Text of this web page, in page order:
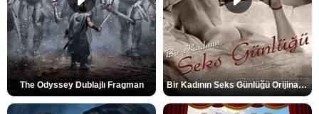
The Odyssey Dublajlı Fragman Bir Kadının Seks Günlüğü Orijinal Fragman